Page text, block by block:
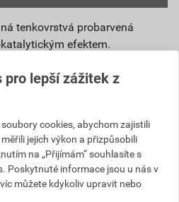
tenkovrstvá probarvená
efektem.
použití se systémovou
podklad UNI nebo weberpas
silikátovému pojivu má
active vlastnosti
není však tak citlivá na
při zpracování a zrání.
omítky weberpas extraClean
pro lepší zážitek z
cookies, abychom zajistili
jejich výkon a přizpůsobili
na „Přijímám“ souhlasíte s
Poskytnuté informace jsou u nás v
můžete kdykoliv upravit nebo